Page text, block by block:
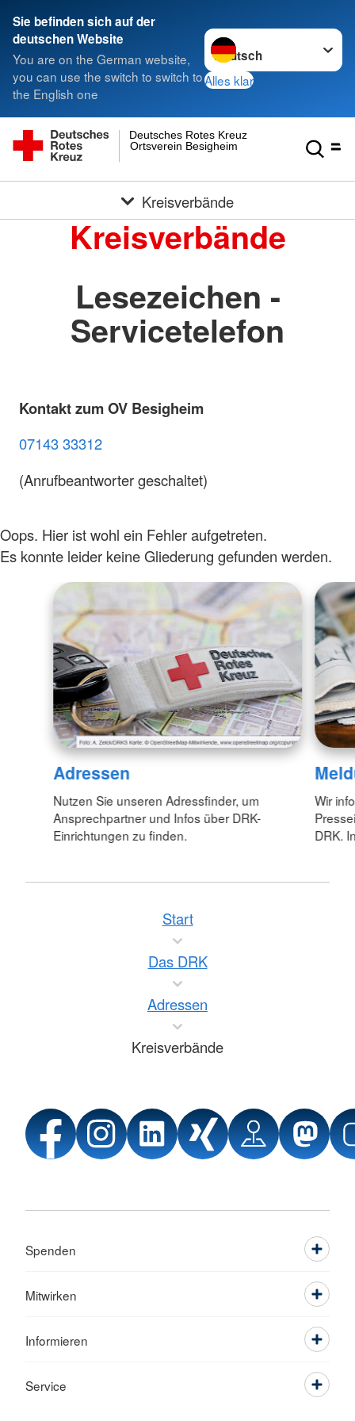
Sie befinden sich auf der
deutschen Website
You are on the German website,
you can use the switch to switch to
the English one
Sprache wechseln zu
Alles klar
Ortsverein Besigheim
Deutsches Rotes Kreuz
Kreisverbände
Kreisverbände
Lesezeichen -
Servicetelefon
Kontakt zum OV Besigheim
07143 33312
(Anrufbeantworter geschaltet)
Oops. Hier ist wohl ein Fehler aufgetreten.
Es konnte leider keine Gliederung gefunden werden.
Adressen
Nutzen Sie unseren Adressfinder, um
Ansprechpartner und Infos über DRK-
Einrichtungen zu finden.
Wir
DRK.
Start
Das DRK
Adressen
Kreisverbände
Spenden
Mitwirken
Informieren
Service